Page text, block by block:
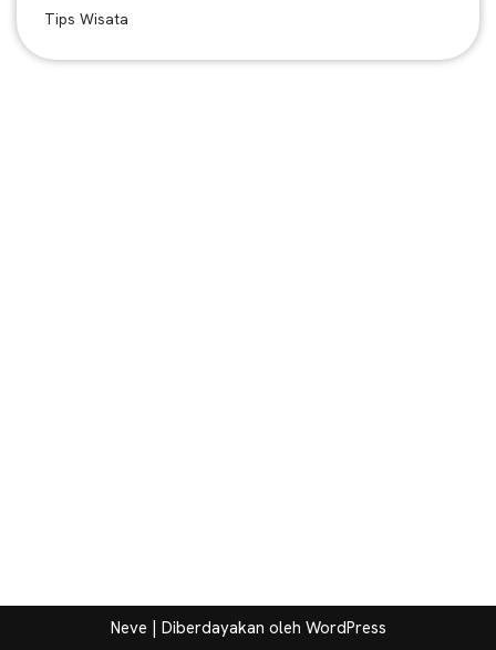
Tips Wisata
Neve | Diberdayakan oleh WordPress